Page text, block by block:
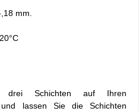
mm.
Schichten auf Ihren
und lassen Sie die Schichten